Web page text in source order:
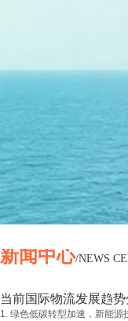
新闻中心/NEWS
当前国际物流发展趋势
1. 绿色低碳转型加速，‌新能